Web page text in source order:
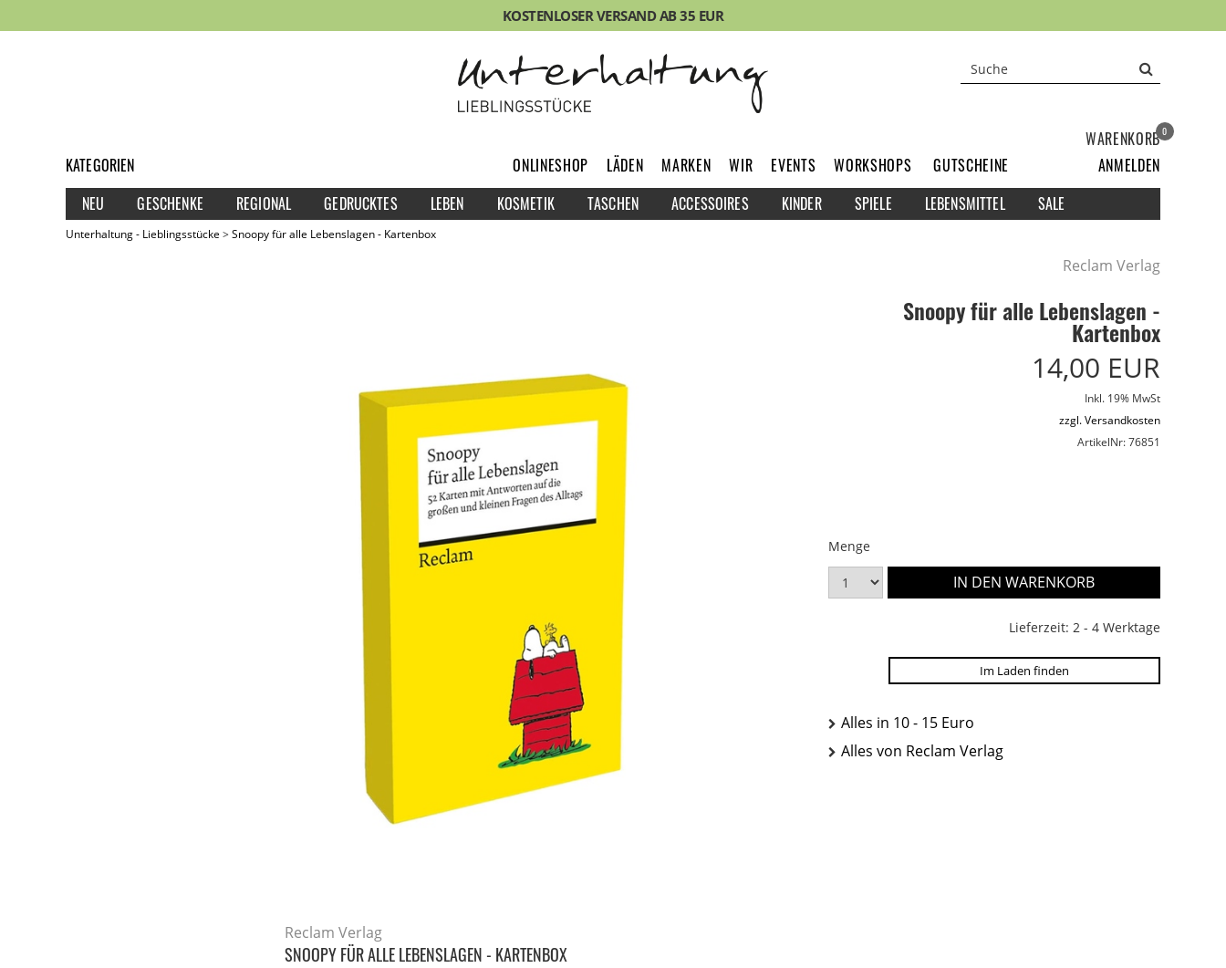
KOSTENLOSER VERSAND AB 35 EUR
KATEGORIEN
NEU
GESCHENKE REGIONAL GEDRUCKTES LEBEN KOSMETIK TASCHEN ACCESSOIRES KINDER SPIELE LEBENSMITTEL SALE
ONLINESHOP LÄDEN MARKEN WIR EVENTS WORKSHOPS GUTSCHEINE
WARENKORB0
ANMELDEN
Unterhaltung - Lieblingsstücke Snoopy für alle Lebenslagen - Kartenbox
Reclam Verlag
Snoopy für alle Lebenslagen -
Kartenbox
14,00 EUR
Inkl. 19% MwSt
zzgl. Versandkosten
ArtikelNr: 76851
Menge
Lieferzeit: 2 - 4 Werktage
Im Laden finden
Alles in 10 - 15 Euro
Alles von Reclam Verlag
Reclam Verlag
SNOOPY FÜR ALLE LEBENSLAGEN - KARTENBOX